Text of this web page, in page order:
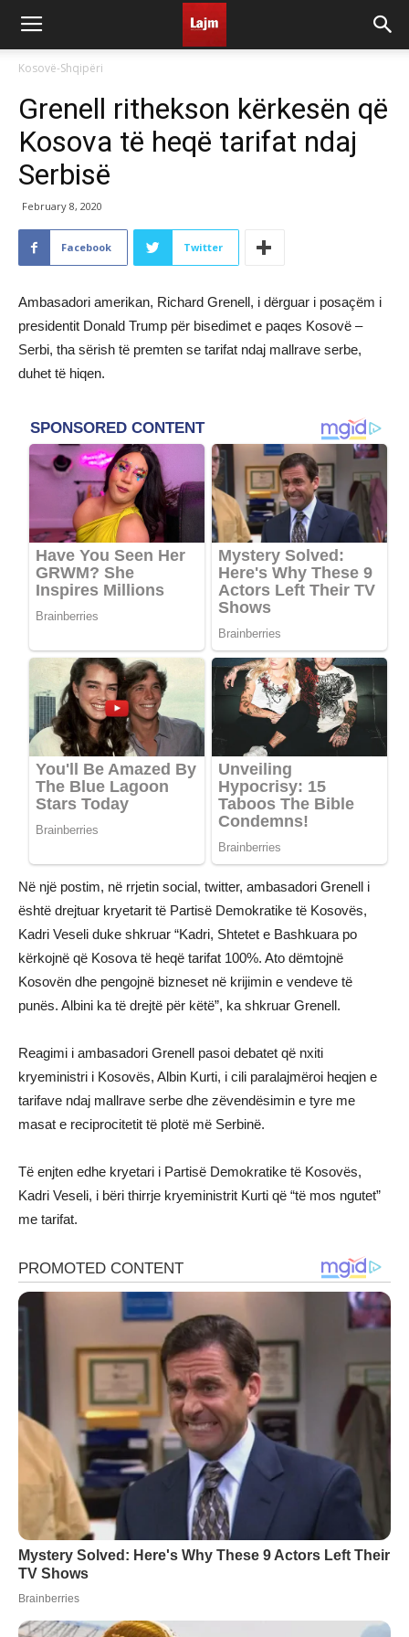
Kosovë-Shqipëri
Grenell rithekson kërkesën që
Kosova të heqë tarifat ndaj
Serbisë
February 8, 2020
Facebook Twitter
Ambasadori amerikan, Richard Grenell, i dërguar i posaçëm i
presidentit Donald Trump për bisedimet e paqes Kosovë –
Serbi, tha sërish të premten se tarifat ndaj mallrave serbe,
duhet të hiqen.
Në një postim, në rrjetin social, twitter, ambasadori Grenell i
është drejtuar kryetarit të Partisë Demokratike të Kosovës,
Kadri Veseli duke shkruar “Kadri, Shtetet e Bashkuara po
kërkojnë që Kosova të heqë tarifat 100%. Ato dëmtojnë
Kosovën dhe pengojnë bizneset në krijimin e vendeve të
punës. Albini ka të drejtë për këtë”, ka shkruar Grenell.
Reagimi i ambasadori Grenell pasoi debatet që nxiti
kryeministri i Kosovës, Albin Kurti, i cili paralajmëroi heqjen e
tarifave ndaj mallrave serbe dhe zëvendësimin e tyre me
masat e reciprocitetit të plotë më Serbinë.
Të enjten edhe kryetari i Partisë Demokratike të Kosovës,
Kadri Veseli, i bëri thirrje kryeministrit Kurti që “të mos ngutet”
me tarifat.